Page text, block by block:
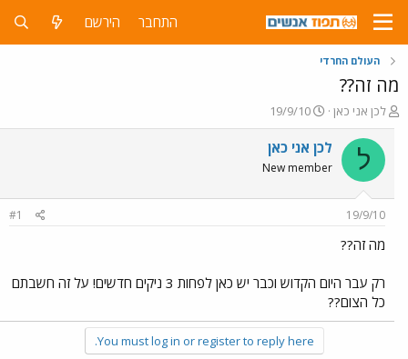
התחבר הירשם
העולם החרדי
מה זה??
פ
ו
ת
ח
ה
ו
ש
א
לכן אני כאן
פ
ו
ר
ם
19/9/10
ל לכן אני כאן
New member
19/9/10
#1
מה זה??
רק עבר היום הקדוש וכבר יש כאן לפחות 3 ניקים חדשים! על זה חשבתם
כל הצום??
You must log in or register to reply here.